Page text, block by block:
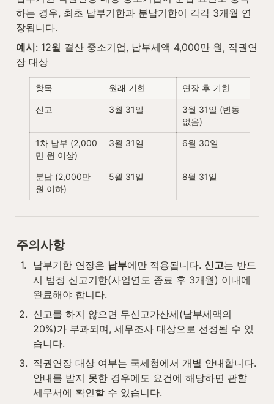
하는 경우, 최초 납부기한과 분납기한이 각각 3개월 연
장됩니다.
예시: 12월 결산 중소기업, 납부세액 4,000만 원, 직권연
장 대상
항목 원래 기한 연장 후 기한
신고 3월 31일
3월 31일 (변동
없음)
1차 납부 (2,000
만 원 이상)
3월 31일 6월 30일
분납 (2,000만
원 이하)
5월 31일 8월 31일
주의사항
1. 납부기한 연장은 납부에만 적용됩니다. 신고는 반드
시 법정 신고기한(사업연도 종료 후 3개월) 이내에
완료해야 합니다.
2. 신고를 하지 않으면 무신고가산세(납부세액의
20%)가 부과되며, 세무조사 대상으로 선정될 수 있
습니다.
3. 직권연장 대상 여부는 국세청에서 개별 안내합니다.
안내를 받지 못한 경우에도 요건에 해당하면 관할
세무서에 확인할 수 있습니다.